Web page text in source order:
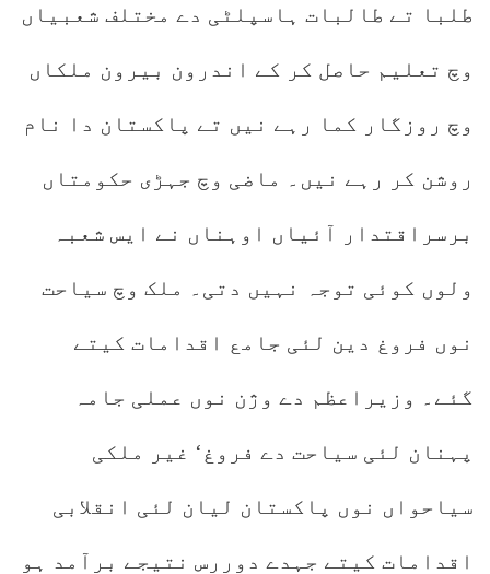
طلبا تے طالبات ہاسپلٹی دے مختلف شعبیاں
وچ تعلیم حاصل کر کے اندرون بیرون ملکاں
وچ روزگار کما رہے نیں تے پاکستان دا نام
روشن کر رہے نیں۔ ماضی وچ جہڑی حکومتاں
برسراقتدار آئیاں اوہناں نے ایس شعبہ
ولوں کوئی توجہ نہیں دتی۔ ملک وچ سیاحت
نوں فروغ دین لئی جامع اقدامات کیتے
گئے۔ وزیراعظم دے وژن نوں عملی جامہ
پہنان لئی سیاحت دے فروغ‘ غیر ملکی
سیاحواں نوں پاکستان لیان لئی انقلابی
اقدامات کیتے جہدے دوررس نتیجے برآمد ہو